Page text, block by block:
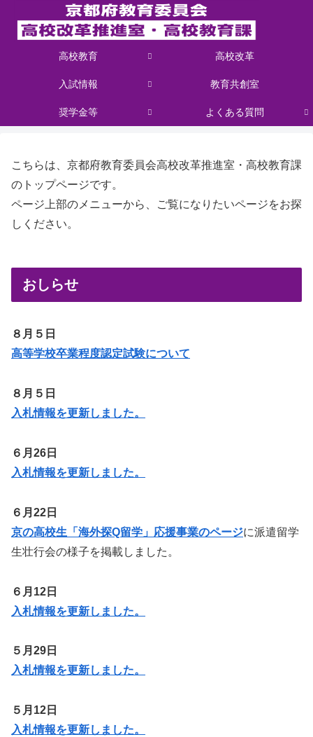
高校教育 高校改革
入試情報 教育共創室
奨学金等 よくある質問
こちらは、京都府教育委員会高校改革推進室・高校教育課
のトップページです。
ページ上部のメニューから、ご覧になりたいページをお探
しください。
おしらせ
８月５日
高等学校卒業程度認定試験について
８月５日
入札情報を更新しました。
６月26日
入札情報を更新しました。
６月22日
京の高校生「海外探Q留学」応援事業のページに派遣留学
生壮行会の様子を掲載しました。
６月12日
入札情報を更新しました。
５月29日
入札情報を更新しました。
５月12日
入札情報を更新しました。